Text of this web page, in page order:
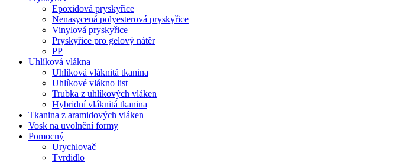
Epoxidová pryskyřice
Nenasycená polyesterová pryskyřice
Vinylová pryskyřice
Pryskyřice pro gelový nátěr
PP
Uhlíková vlákna
Uhlíková vláknitá tkanina
Uhlíkové vlákno list
Trubka z uhlíkových vláken
Hybridní vláknitá tkanina
Tkanina z aramidových vláken
Vosk na uvolnění formy
Pomocný
Urychlovač
Tvrdidlo